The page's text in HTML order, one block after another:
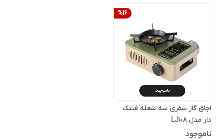
%16
ناموجود
اجاق گاز سفری سه شعله فندک
دار مدل LJ108
ناموجود